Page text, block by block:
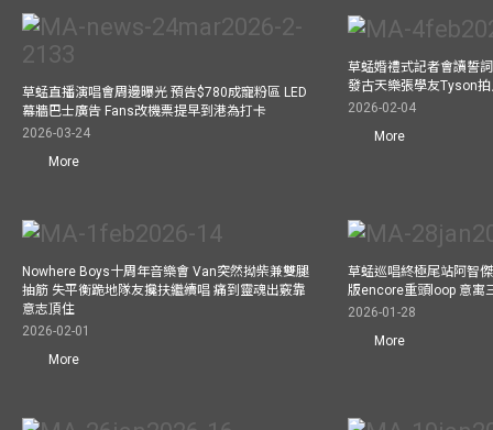
草蜢直播演唱會周邊曝光 預告$780成寵粉區 LED
幕牆巴士廣告 Fans改機票提早到港為打卡
2026-03-24
More
草蜢婚禮式記者會讀誓
發古天樂張學友Tyson
2026-02-04
More
Nowhere Boys十周年音樂會 Van突然拗柴兼雙腿
抽筋 失平衡跪地隊友攙扶繼續唱 痛到靈魂出竅靠
意志頂住
2026-02-01
More
草蜢巡唱終極尾站阿智
版encore重頭loop 意寓
2026-01-28
More